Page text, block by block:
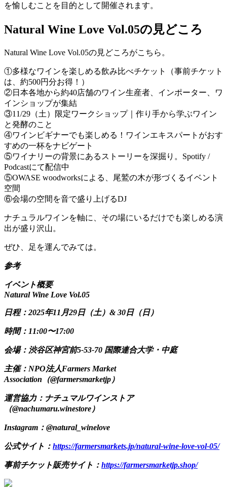
を愉しむことを目的として開催されます。
Natural Wine Love Vol.05の見どころ
Natural Wine Love Vol.05の見どころがこちら。
①多様なワインを楽しめる飲み比べチケット（事前チケット
は、約500円分お得！）
②日本各地から約40店舗のワイン生産者、インポーター、ワ
インショップが集結
③11/29（土）限定ワークショップ｜作り手から学ぶワイン
と発酵のこと
④ワインビギナーでも楽しめる！ワインエキスパートがおす
すめの一杯をナビゲート
⑤ワイナリーの背景にあるストーリーを深掘り。Spotify /
Podcastにて配信中
⑤OWASE woodworksによる、尾鷲の木が形づくるイベント
空間
⑥会場の空間を音で盛り上げるDJ
ナチュラルワインを軸に、その場にいるだけでも楽しめる演
出が盛り沢山。
ぜひ、足を運んでみては。
参考
イベント概要
Natural Wine Love Vol.05
日程：2025年11月29日（土）& 30日（日）
時間：11:00〜17:00
会場：渋谷区神宮前5-53-70 国際連合大学・中庭
主催：NPO法人Farmers Market
Association（@farmersmarketjp）
運営協力：ナチュマルワインストア
（@nachumaru.winestore）
Instagram：@natural_winelove
公式サイト： https://farmersmarkets.jp/natural-wine-love-vol-05/
事前チケット販売サイト： https://farmersmarketjp.shop/